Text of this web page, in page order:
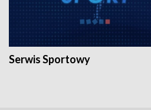
Serwis Sportowy